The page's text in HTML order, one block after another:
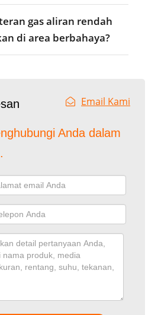
gas aliran rendah
di area berbahaya?
Email Kami
Anda dalam